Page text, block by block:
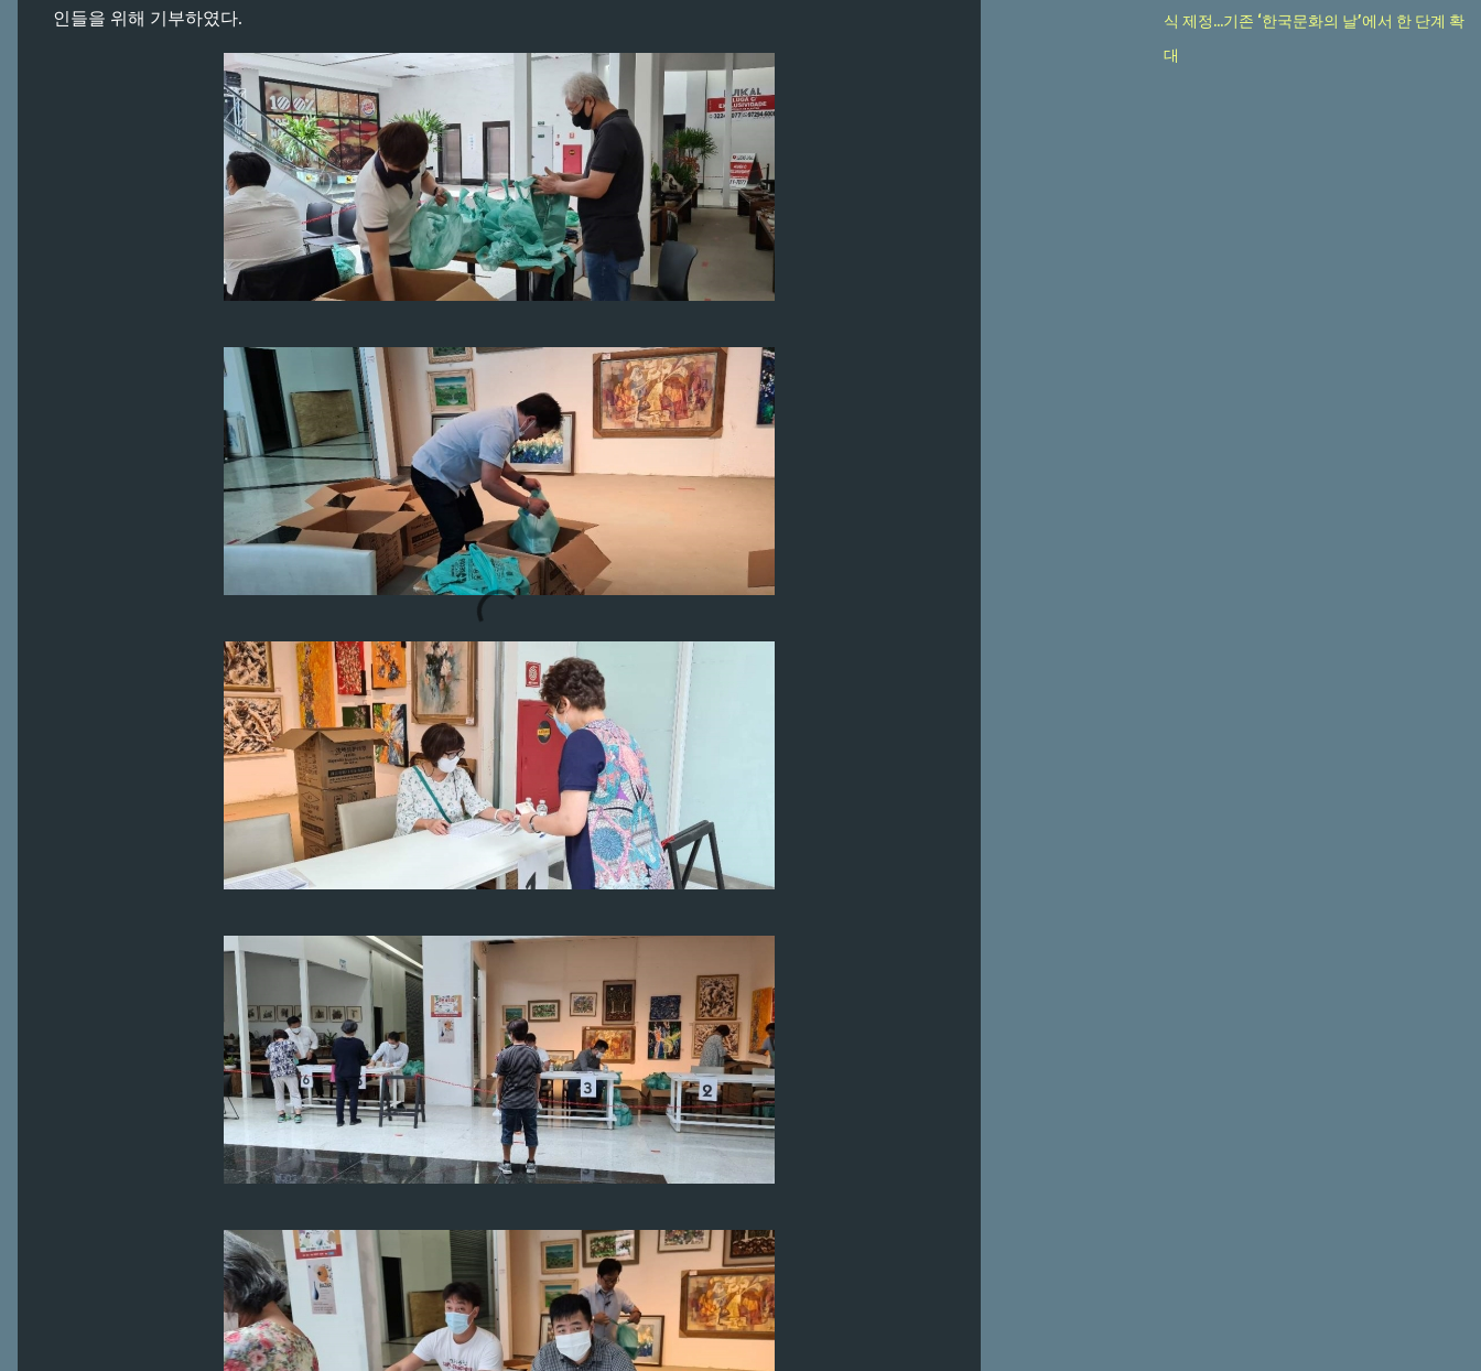
인들을 위해 기부하였다.
식 제정...기존 ‘한국문화의 날’에서 한 단계 확
대